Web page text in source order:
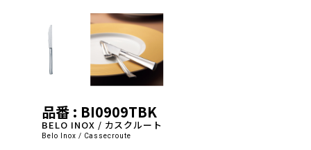
品番 : BI0909TBK
BELO INOX / カスクルート
Belo Inox / Cassecroute